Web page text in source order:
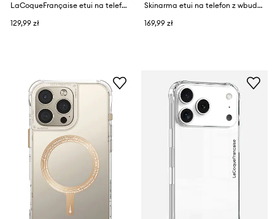
LaCoqueFrançaise etui na telefon iPhone 15 Pro Max
129,99 zł
Skinarma etui na telefon z wbudowanym pierścieniem magnetycznym Saido iPhone 17
169,99 zł